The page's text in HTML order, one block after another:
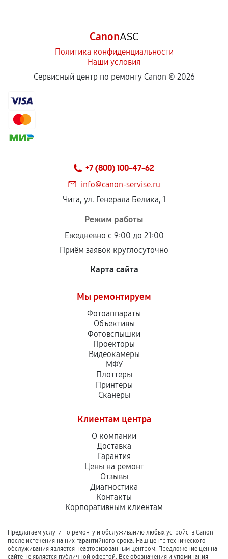
CanonASC
Политика конфиденциальности
Наши условия
Сервисный центр по ремонту Canon © 2026
+7 (800) 100-47-62
info@canon-servise.ru
Чита, ул. Генерала Белика, 1
Режим работы
Ежедневно с 9:00 до 21:00
Приём заявок круглосуточно
Карта сайта
Мы ремонтируем
Фотоаппараты
Объективы
Фотовспышки
Проекторы
Видеокамеры
МФУ
Плоттеры
Принтеры
Сканеры
Клиентам центра
О компании
Доставка
Гарантия
Цены на ремонт
Отзывы
Диагностика
Контакты
Корпоративным клиентам
Предлагаем услуги по ремонту и обслуживанию любых устройств Canon
после истечения на них гарантийного срока. Наш центр технического
обслуживания является неавторизованным центром. Предложение цен на
сайте не является публичной офертой. Все обозначения и упоминания